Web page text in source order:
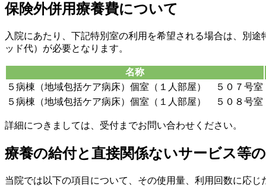
保険外併用療養費について
入院にあたり、下記特別室の利用を希望される場合は、別
ッド代）が必要となります。
名称
５病棟（地域包括ケア病床）個室（１人部屋） ５０７号室
５病棟（地域包括ケア病床）個室（１人部屋） ５０８号室
詳細につきましては、受付までお問い合わせください。
療養の給付と直接関係ないサービス等
当院では以下の項目について、その使用量、利用回数に応